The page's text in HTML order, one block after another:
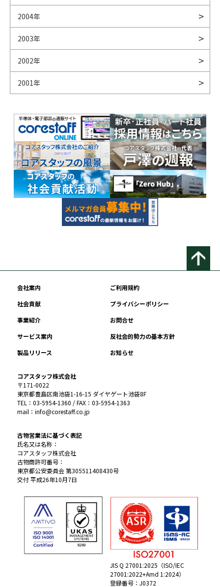
2004年
2003年
2002年
2001年
会社案内
ご利用規約
社会貢献
プライバシーポリシー
事業紹介
お問合せ
サービス案内
反社会的勢力の基本方針
製品リリース
お知らせ
コアスタッフ株式会社
〒171-0022
東京都豊島区南池袋1-16-15 ダイヤゲート池袋8F
TEL：03-5954-1360 / FAX：03-5954-1363
mail：info@corestaff.co.jp
古物営業法に基づく表記
氏名又は名称：
コアスタッフ株式会社
古物商許可番号：
東京都公安委員会 第305511408430号
交付 平成26年10月7日
JIS Q 27001:2025（ISO/IEC
27001:2022+Amd 1:2024）
登録番号：J0372